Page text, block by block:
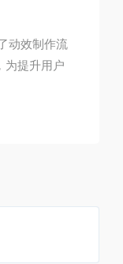
动效制作流
为提升用户